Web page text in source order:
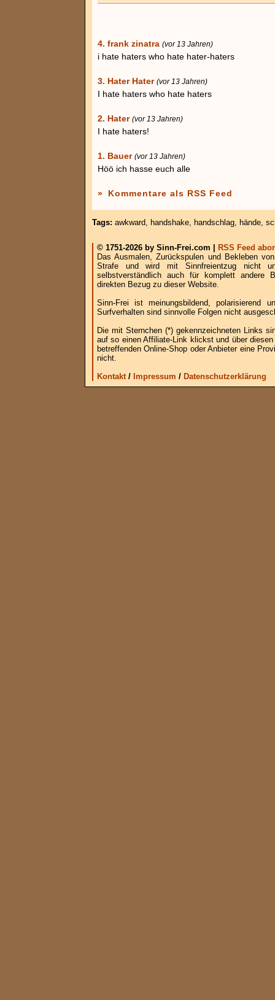
4. frank zinatra (vor 13 Jahren)
i hate haters who hate hater-haters
3. Hater Hater (vor 13 Jahren)
I hate haters who hate haters
2. Hater (vor 13 Jahren)
I hate haters!
1. Bauer (vor 13 Jahren)
Höö ich hasse euch alle
» Kommentare als RSS Feed
Tags: awkward, handshake, handschlag, hände,
© 1751-2026 by Sinn-Frei.com |
RSS Feed
Das Ausmalen, Zurückspulen und Bekleben
Strafe und wird mit Sinnfreientzug nicht
selbstverständlich auch für komplett andere
direkten Bezug zu dieser Website.
Sinn-Frei ist meinungsbildend, polarisierend
Surfverhalten sind sinnvolle Folgen nicht
Die mit Sternchen (*) gekennzeichneten Links
auf so einen Affiliate-Link klickst und über
betreffenden Online-Shop oder Anbieter eine
nicht.
Kontakt/ Impressum / Datenschutzerklärung